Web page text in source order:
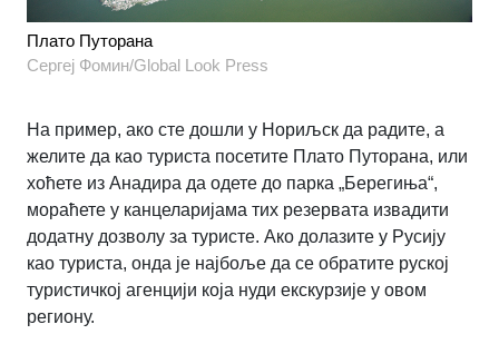
Плато Путорана
Сергеј Фомин/Global Look Press
На пример, ако сте дошли у Нориљск да радите, а
желите да као туриста посетите Плато Путорана, или
хоћете из Анадира да одете до парка „Берегиња“,
мораћете у канцеларијама тих резервата извадити
додатну дозволу за туристе. Ако долазите у Русију
као туриста, онда је најбоље да се обратите руској
туристичкој агенцији која нуди екскурзије у овом
региону.